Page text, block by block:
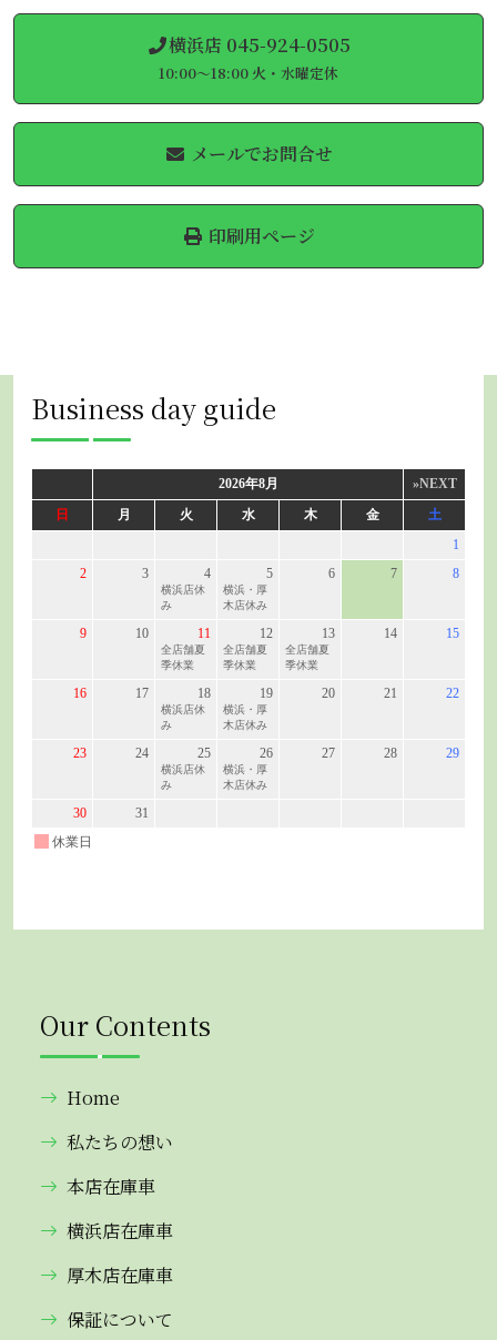
横浜店 045-924-0505
10:00～18:00 火・水曜定休
メールでお問合せ
印刷用ページ
Business day guide
Our Contents
Home
私たちの想い
本店在庫車
横浜店在庫車
厚木店在庫車
保証について